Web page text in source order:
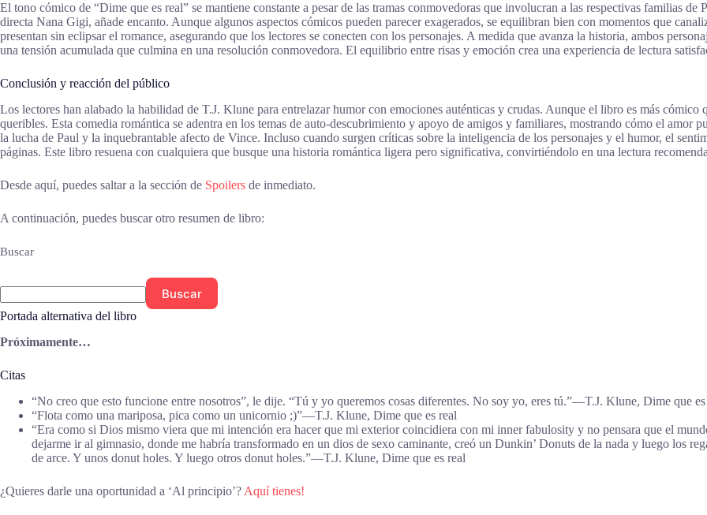
El tono cómico de “Dime que es real” se mantiene constante a pesar de las tramas conmovedoras que involucran a las respectivas familias
directa Nana Gigi, añade encanto. Aunque algunos aspectos cómicos pueden parecer exagerados, se equilibran bien con momentos que
presentan sin eclipsar el romance, asegurando que los lectores se conecten con los personajes. A medida que avanza la historia, ambos
una tensión acumulada que culmina en una resolución conmovedora. El equilibrio entre risas y emoción crea una experiencia de lectura
Conclusión y reacción del público
Los lectores han alabado la habilidad de T.J. Klune para entrelazar humor con emociones auténticas y crudas. Aunque el libro es más
queribles. Esta comedia romántica se adentra en los temas de auto-descubrimiento y apoyo de amigos y familiares, mostrando cómo el amor
la lucha de Paul y la inquebrantable afecto de Vince. Incluso cuando surgen críticas sobre la inteligencia de los personajes y el humor, el
páginas. Este libro resuena con cualquiera que busque una historia romántica ligera pero significativa, convirtiéndolo en una lectura
Desde aquí, puedes saltar a la sección de Spoilers de inmediato.
A continuación, puedes buscar otro resumen de libro:
Buscar
Buscar
Portada alternativa del libro
Próximamente…
Citas
“No creo que esto funcione entre nosotros”, le dije. “Tú y yo queremos cosas diferentes. No soy yo, eres tú.”―T.J. Klune, Dime que es
“Flota como una mariposa, pica como un unicornio ;)”―T.J. Klune, Dime que es real
“Era como si Dios mismo viera que mi intención era hacer que mi exterior coincidiera con mi inner fabulosity y no pensara que el
dejarme ir al gimnasio, donde me habría transformado en un dios de sexo caminante, creó un Dunkin’ Donuts de la nada y luego los
de arce. Y unos donut holes. Y luego otros donut holes.”―T.J. Klune, Dime que es real
¿Quieres darle una oportunidad a ‘Al principio’? Aquí tienes!